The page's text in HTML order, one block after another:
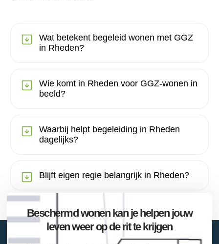
Wat betekent begeleid wonen met GGZ
in Rheden?
Wie komt in Rheden voor GGZ-wonen in
beeld?
Waarbij helpt begeleiding in Rheden
dagelijks?
Blijft eigen regie belangrijk in Rheden?
Beschermd wonen kan je helpen jouw
leven weer op de rit te krijgen